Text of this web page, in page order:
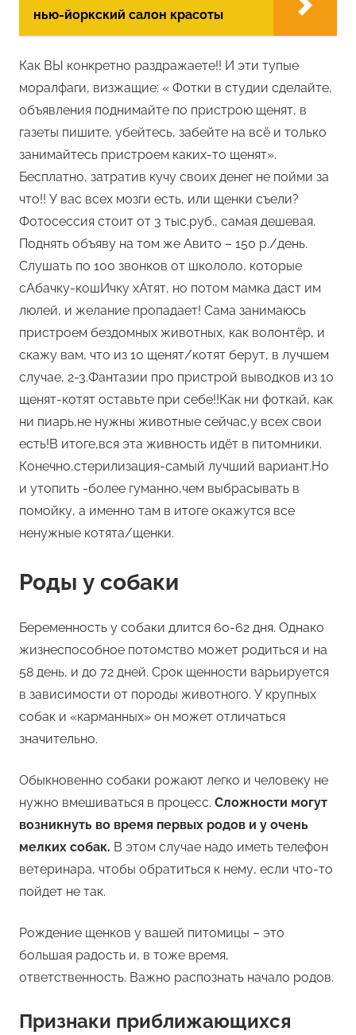
нью-йоркский салон красоты
Как ВЫ конкретно раздражаете!! И эти тупые
моралфаги, визжащие: « Фотки в студии сделайте,
объявления поднимайте по пристрою щенят, в
газеты пишите, убейтесь, забейте на всё и только
занимайтесь пристроем каких-то щенят».
Бесплатно, затратив кучу своих денег не пойми за
что!! У вас всех мозги есть, или щенки съели?
Фотосессия стоит от 3 тыс.руб., самая дешевая.
Поднять объяву на том же Авито – 150 р./день.
Слушать по 100 звонков от школоло, которые
сАбачку-кошИчку хАтят, но потом мамка даст им
люлей, и желание пропадает! Сама занимаюсь
пристроем бездомных животных, как волонтёр, и
скажу вам, что из 10 щенят/котят берут, в лучшем
случае, 2-3.Фантазии про пристрой выводков из 10
щенят-котят оставьте при себе!!Как ни фоткай, как
ни пиарь,не нужны животные сейчас,у всех свои
есть!В итоге,вся эта живность идёт в питомники.
Конечно,стерилизация-самый лучший вариант.Но
и утопить -более гуманно,чем выбрасывать в
помойку, а именно там в итоге окажутся все
ненужные котята/щенки.
Роды у собаки
Беременность у собаки длится 60-62 дня. Однако
жизнеспособное потомство может родиться и на
58 день, и до 72 дней. Срок щенности варьируется
в зависимости от породы животного. У крупных
собак и «карманных» он может отличаться
значительно.
Обыкновенно собаки рожают легко и человеку не
нужно вмешиваться в процесс. Сложности могут
возникнуть во время первых родов и у очень
мелких собак. В этом случае надо иметь телефон
ветеринара, чтобы обратиться к нему, если что-то
пойдет не так.
Рождение щенков у вашей питомицы – это
большая радость и, в тоже время,
ответственность. Важно распознать начало родов.
Признаки приближающихся